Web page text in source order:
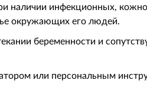
наличии инфекционных,
окружающих его людей.
беременности и
или персональным